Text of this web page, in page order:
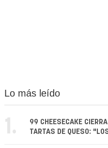
Lo más leído
1.
99 CHEESECAKE
TARTAS DE QUESO: